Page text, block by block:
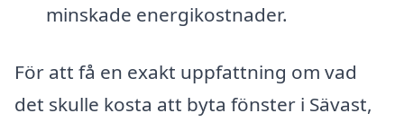
minskade energikostnader.
För att få en exakt uppfattning om vad
det skulle kosta att byta fönster i Sävast,